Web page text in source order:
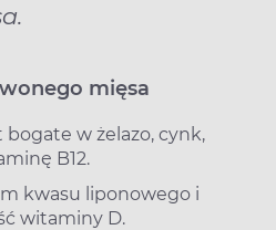
mięsa
w żelazo, cynk,
B12.
kwasu liponowego i
witaminy D.